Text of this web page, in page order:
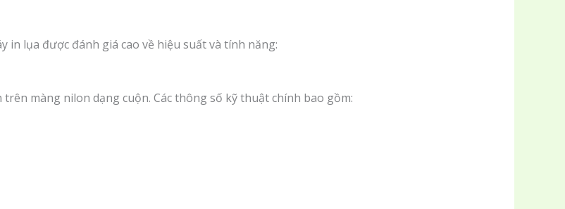
in lụa được đánh giá cao về hiệu suất và tính năng:
màng nilon dạng cuộn. Các thông số kỹ thuật chính bao gồm: